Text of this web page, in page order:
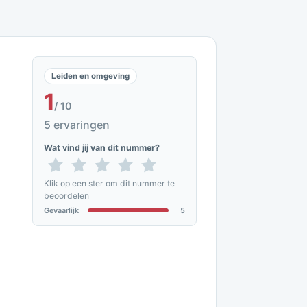
Leiden en omgeving
1/ 10
5 ervaringen
Wat vind jij van dit nummer?
Klik op een ster om dit nummer te
beoordelen
Gevaarlijk 5